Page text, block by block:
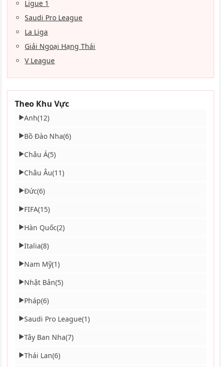
Ligue 1
Saudi Pro League
La Liga
Giải Ngoại Hạng Thái
V League
Theo Khu Vực
▶Anh(12)
▶Bồ Đào Nha(6)
▶Châu Á(5)
▶Châu Âu(11)
▶Đức(6)
▶FIFA(15)
▶Hàn Quốc(2)
▶Italia(8)
▶Nam Mỹ(1)
▶Nhật Bản(5)
▶Pháp(6)
▶Saudi Pro League(1)
▶Tây Ban Nha(7)
▶Thái Lan(6)